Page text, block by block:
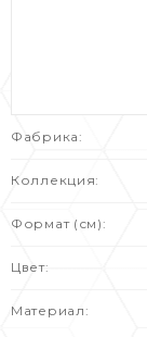
Фабрика:
Коллекция:
Формат (см):
Цвет:
Материал: